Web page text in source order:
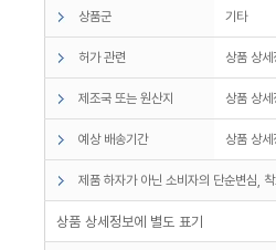
상품군 기타
허가 관련 상품 상
제조국 또는 원산지 상품 상
예상 배송기간 상품 상
제품 하자가 아닌 소비자의 단순변심,
상품 상세정보에 별도 표기